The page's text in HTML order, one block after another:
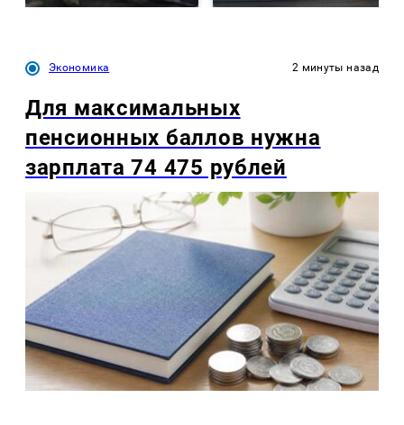
Экономика 2 минуты назад
Для максимальных
пенсионных баллов нужна
зарплата 74 475 рублей